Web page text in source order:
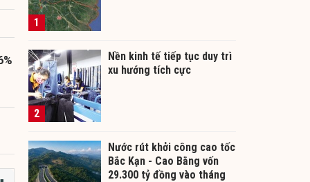
1
2
Nền kinh tế tiếp tục duy trì
xu hướng tích cực
Nước rút khởi công cao tốc
Bắc Kạn - Cao Bằng vốn
29.300 tỷ đồng vào tháng